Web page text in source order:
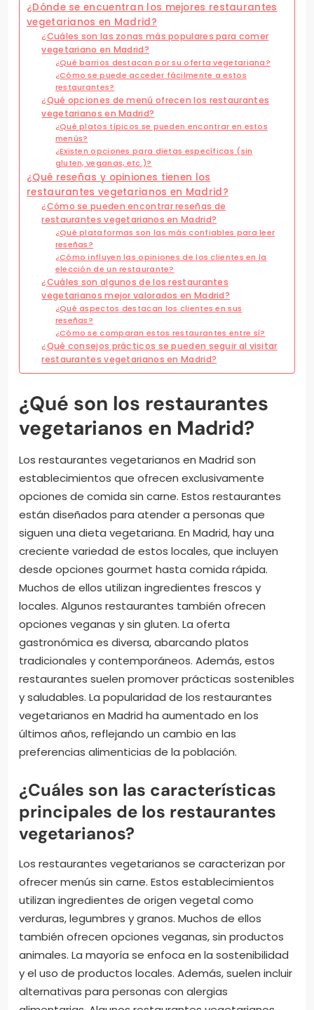
¿Dónde se encuentran los mejores restaurantes
vegetarianos en Madrid?
¿Cuáles son las zonas más populares para comer
vegetariano en Madrid?
¿Qué barrios destacan por su oferta vegetariana?
¿Cómo se puede acceder fácilmente a estos
restaurantes?
¿Qué opciones de menú ofrecen los restaurantes
vegetarianos en Madrid?
¿Qué platos típicos se pueden encontrar en estos
menús?
¿Existen opciones para dietas específicas (sin
gluten, veganas, etc.)?
¿Qué reseñas y opiniones tienen los
restaurantes vegetarianos en Madrid?
¿Cómo se pueden encontrar reseñas de
restaurantes vegetarianos en Madrid?
¿Qué plataformas son las más confiables para leer
reseñas?
¿Cómo influyen las opiniones de los clientes en la
elección de un restaurante?
¿Cuáles son algunos de los restaurantes
vegetarianos mejor valorados en Madrid?
¿Qué aspectos destacan los clientes en sus
reseñas?
¿Cómo se comparan estos restaurantes entre sí?
¿Qué consejos prácticos se pueden seguir al visitar
restaurantes vegetarianos en Madrid?
¿Qué son los restaurantes
vegetarianos en Madrid?
Los restaurantes vegetarianos en Madrid son
establecimientos que ofrecen exclusivamente
opciones de comida sin carne. Estos restaurantes
están diseñados para atender a personas que
siguen una dieta vegetariana. En Madrid, hay una
creciente variedad de estos locales, que incluyen
desde opciones gourmet hasta comida rápida.
Muchos de ellos utilizan ingredientes frescos y
locales. Algunos restaurantes también ofrecen
opciones veganas y sin gluten. La oferta
gastronómica es diversa, abarcando platos
tradicionales y contemporáneos. Además, estos
restaurantes suelen promover prácticas sostenibles
y saludables. La popularidad de los restaurantes
vegetarianos en Madrid ha aumentado en los
últimos años, reflejando un cambio en las
preferencias alimenticias de la población.
¿Cuáles son las características
principales de los restaurantes
vegetarianos?
Los restaurantes vegetarianos se caracterizan por
ofrecer menús sin carne. Estos establecimientos
utilizan ingredientes de origen vegetal como
verduras, legumbres y granos. Muchos de ellos
también ofrecen opciones veganas, sin productos
animales. La mayoría se enfoca en la sostenibilidad
y el uso de productos locales. Además, suelen incluir
alternativas para personas con alergias